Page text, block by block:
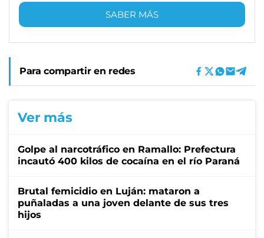
SABER MÁS
Para compartir en redes
Ver más
Golpe al narcotráfico en Ramallo: Prefectura
incautó 400 kilos de cocaína en el río Paraná
Brutal femicidio en Luján: mataron a
puñaladas a una joven delante de sus tres
hijos